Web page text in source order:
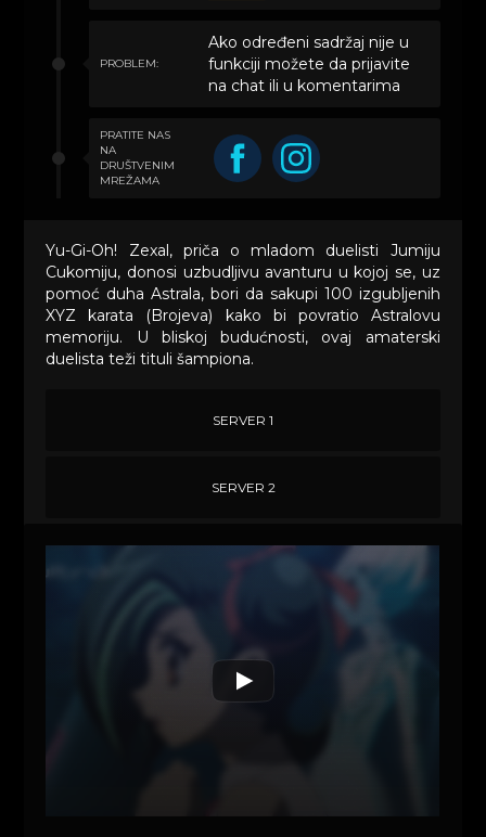
PROBLEM:
Ako određeni sadržaj nije u
funkciji možete da prijavite
na chat ili u komentarima
PRATITE NAS
NA
DRUŠTVENIM
MREŽAMA
Yu-Gi-Oh! Zexal, priča o mladom duelisti Jumiju
Cukomiju, donosi uzbudljivu avanturu u kojoj se, uz
pomoć duha Astrala, bori da sakupi 100 izgubljenih
XYZ karata (Brojeva) kako bi povratio Astralovu
memoriju. U bliskoj budućnosti, ovaj amaterski
duelista teži tituli šampiona.
SERVER 1
SERVER 2